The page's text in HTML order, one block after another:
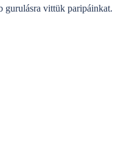
gurulásra vittük paripáinkat.